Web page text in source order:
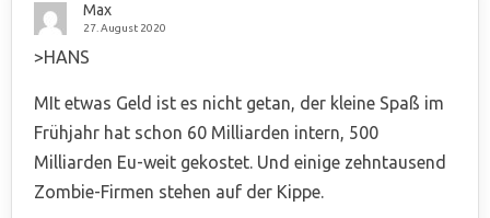
Max
27. August 2020
>HANS
MIt etwas Geld ist es nicht getan, der kleine Spaß im
Frühjahr hat schon 60 Milliarden intern, 500
Milliarden Eu-weit gekostet. Und einige zehntausend
Zombie-Firmen stehen auf der Kippe.